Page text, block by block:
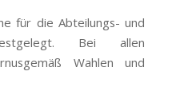
für die Abteilungs- und
festgelegt. Bei allen
Wahlen und